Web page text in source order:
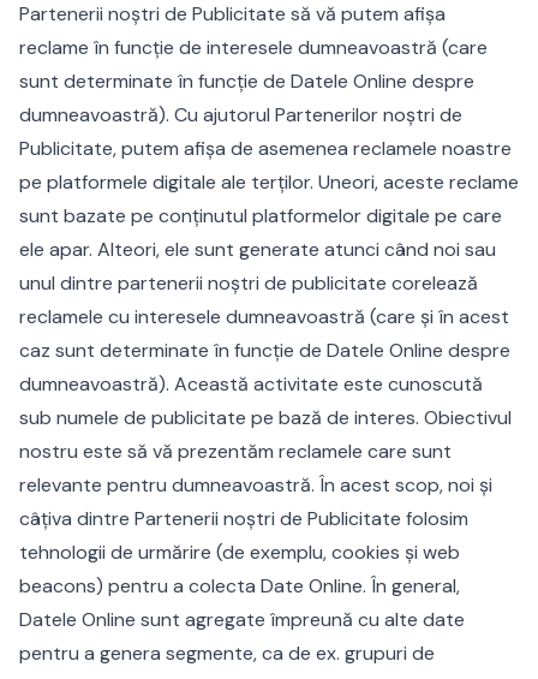
Partenerii noștri de Publicitate să vă putem afișa
reclame în funcție de interesele dumneavoastră (care
sunt determinate în funcție de Datele Online despre
dumneavoastră). Cu ajutorul Partenerilor noștri de
Publicitate, putem afișa de asemenea reclamele noastre
pe platformele digitale ale terților. Uneori, aceste reclame
sunt bazate pe conținutul platformelor digitale pe care
ele apar. Alteori, ele sunt generate atunci când noi sau
unul dintre partenerii noștri de publicitate corelează
reclamele cu interesele dumneavoastră (care și în acest
caz sunt determinate în funcție de Datele Online despre
dumneavoastră). Această activitate este cunoscută
sub numele de publicitate pe bază de interes. Obiectivul
nostru este să vă prezentăm reclamele care sunt
relevante pentru dumneavoastră. În acest scop, noi și
câțiva dintre Partenerii noștri de Publicitate folosim
tehnologii de urmărire (de exemplu, cookies și web
beacons) pentru a colecta Date Online. În general,
Datele Online sunt agregate împreună cu alte date
pentru a genera segmente, ca de ex. grupuri de